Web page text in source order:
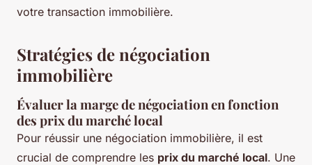
votre transaction immobilière.
Stratégies de négociation
immobilière
Évaluer la marge de négociation en fonction
des prix du marché local
Pour réussir une négociation immobilière, il est
crucial de comprendre les prix du marché local. Une